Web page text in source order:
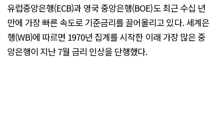
유럽중앙은행(ECB)과 영국 중앙은행(BOE)도 최근 수십 년
만에 가장 빠른 속도로 기준금리를 끌어올리고 있다. 세계은
행(WB)에 따르면 1970년 집계를 시작한 이래 가장 많은 중
앙은행이 지난 7월 금리 인상을 단행했다.